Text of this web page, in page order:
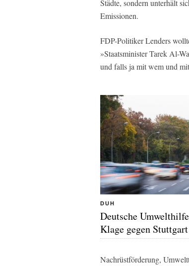
Städte, sondern unterhält
Emissionen.
FDP-Politiker Lenders
»Staatsminister Tarek Al-
und falls ja mit wem und
DUH
Deutsche
Klage gegen Stuttgart
Nachrüstförderung,